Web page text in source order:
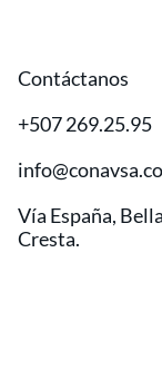
Contáctanos
+507 269.25.95
Vía España,
Cresta.